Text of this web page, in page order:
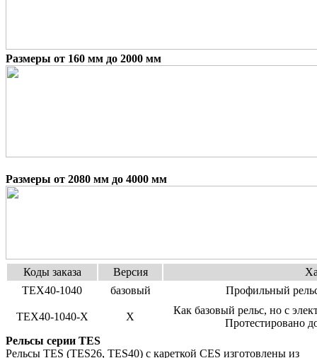
Размеры от 160 мм до 2000 мм
Размеры от 2080 мм до 4000 мм
Коды заказа Версия
TEX40-1040
базовый Профильный
TEX40-1040-X X
Как базовый рельс, но с
Протестировано
Рельсы серии TES
Рельсы TES (TES26, TES40) с кареткой CES изготовлены из